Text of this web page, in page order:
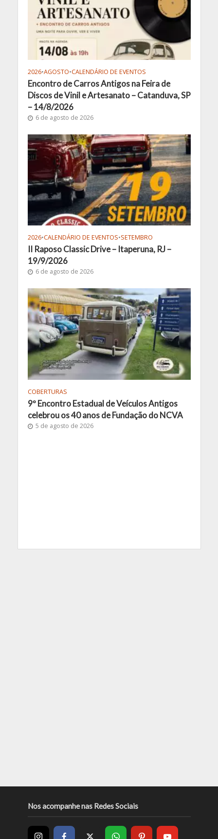
2026•AGOSTO•CALENDÁRIO DE EVENTOS
Encontro de Carros Antigos na Feira de
Discos de Vinil e Artesanato – Catanduva, SP
– 14/8/2026
6 de agosto de 2026
2026•CALENDÁRIO DE EVENTOS•SETEMBRO
II Raposo Classic Drive – Itaperuna, RJ –
19/9/2026
6 de agosto de 2026
COBERTURAS
9º Encontro Estadual de Veículos Antigos
celebrou os 40 anos de Fundação do NCVA
5 de agosto de 2026
Nos acompanhe nas Redes Sociais